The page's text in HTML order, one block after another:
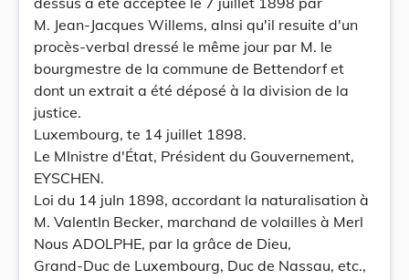
M. Jean-Jacques Willems, aInsi qu'il resuite d'un
procès-verbal dressé le même jour par M. le
bourgmestre de la commune de Bettendorf et
dont un extrait a été déposé à la division de la
justice.
Luxembourg, te 14 juillet 1898.
Le MInistre d'État, Président du Gouvernement,
EYSCHEN.
Loi du 14 juIn 1898, accordant la naturalisation à
M. ValentIn Becker, marchand de volailles à Merl
Nous ADOLPHE, par la grâce de Dieu,
Grand-Duc de Luxembourg, Duc de Nassau, etc.,